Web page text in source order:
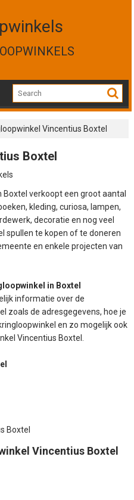
Vincentius Boxtel
Boxtel
Boxtel verkoopt een groot aantal
kleding, curiosa, lampen,
decoratie en nog veel
spullen te kopen of te doneren
en enkele projecten van
in Boxtel
informatie over de
zoals de adresgegevens, hoe je
en zo mogelijk ook
Vincentius Boxtel.
Boxtel
Vincentius Boxtel